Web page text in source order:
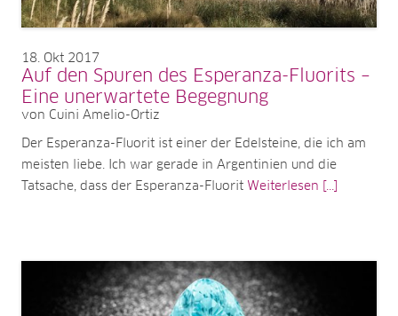
18 Okt 2017
Auf den Spuren des Esperanza-Fluorits –
Eine unerwartete Begegnung
von Cuini Amelio-Ortiz
Der Esperanza-Fluorit ist einer der Edelsteine, die ich am
meisten liebe. Ich war gerade in Argentinien und die
Tatsache, dass der Esperanza-Fluorit Weiterlesen [...]